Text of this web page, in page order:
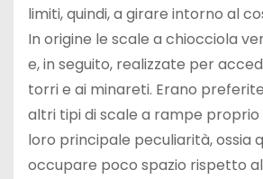
limiti, quindi, a girare intorno al
In origine le scale a chiocciola
e, in seguito, realizzate per
torri e ai minareti. Erano
altri tipi di scale a rampe proprio
loro principale peculiarità, ossia
occupare poco spazio rispetto